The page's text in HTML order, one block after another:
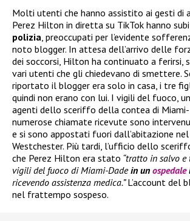
Molti utenti che hanno assistito ai gesti di
Perez Hilton in diretta su TikTok hanno
polizia , preoccupati per l’evidente
noto blogger. In attesa dell’arrivo delle
dei soccorsi, Hilton ha continuato a ferirsi,
vari utenti che gli chiedevano di smettere.
riportato il blogger era solo in casa, i tre
quindi non erano con lui. I vigili del fuoco,
agenti dello sceriffo della contea di
numerose chiamate ricevute sono
e si sono appostati fuori dall’abitazione
Westchester. Più tardi, l’ufficio dello
che Perez Hilton era stato “tratto in salvo
vigili del fuoco di Miami-Dadein un ospedale
ricevendo assistenza medica.”L’account del
nel frattempo sospeso.